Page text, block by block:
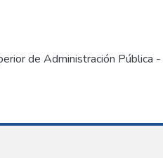
de Administración Pública -